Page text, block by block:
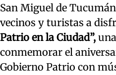
San Miguel de
vecinos y turistas a
Patrio en la Ciudad”,
conmemorar el
Gobierno Patrio con